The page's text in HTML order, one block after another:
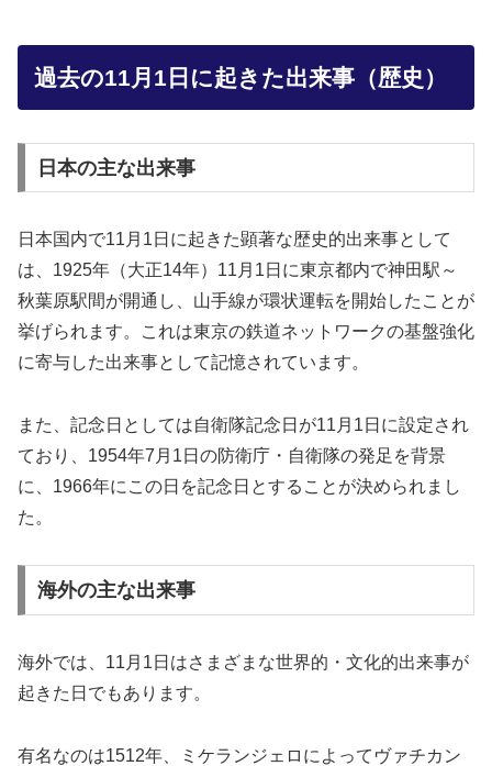
過去の11月1日に起きた出来事（歴史）
日本の主な出来事
日本国内で11月1日に起きた顕著な歴史的出来事として
は、1925年（大正14年）11月1日に東京都内で神田駅～
秋葉原駅間が開通し、山手線が環状運転を開始したことが
挙げられます。これは東京の鉄道ネットワークの基盤強化
に寄与した出来事として記憶されています。
また、記念日としては自衛隊記念日が11月1日に設定され
ており、1954年7月1日の防衛庁・自衛隊の発足を背景
に、1966年にこの日を記念日とすることが決められまし
た。
海外の主な出来事
海外では、11月1日はさまざまな世界的・文化的出来事が
起きた日でもあります。
有名なのは1512年、ミケランジェロによってヴァチカン